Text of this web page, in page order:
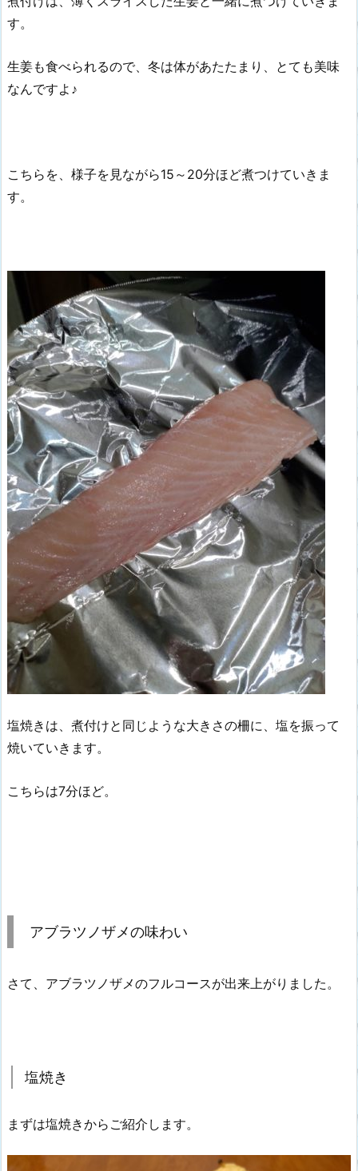
す。
生姜も食べられるので、冬は体があたたまり、とても美味
なんですよ♪
こちらを、様子を見ながら15～20分ほど煮つけていきま
す。
塩焼きは、煮付けと同じような大きさの柵に、塩を振って
焼いていきます。
こちらは7分ほど。
アブラツノザメの味わい
さて、アブラツノザメのフルコースが出来上がりました。
塩焼き
まずは塩焼きからご紹介します。